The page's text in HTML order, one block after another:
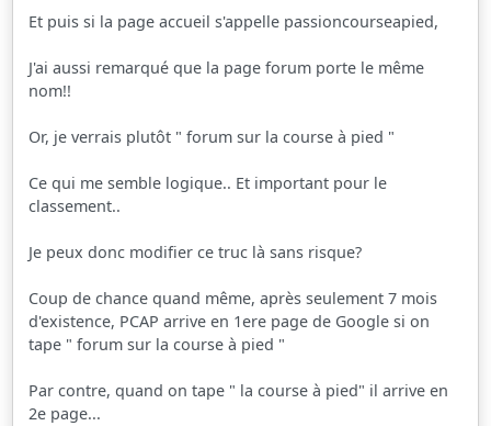
Et puis si la page accueil s'appelle passioncourseapied,
J'ai aussi remarqué que la page forum porte le même
nom!!
Or, je verrais plutôt " forum sur la course à pied "
Ce qui me semble logique.. Et important pour le
classement..
Je peux donc modifier ce truc là sans risque?
Coup de chance quand même, après seulement 7 mois
d'existence, PCAP arrive en 1ere page de Google si on
tape " forum sur la course à pied "
Par contre, quand on tape " la course à pied" il arrive en
2e page...